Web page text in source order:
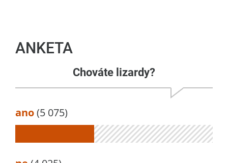
ANKETA
Chováte lizardy?
ano(5 075)